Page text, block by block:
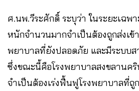
ศ.นพ.วีระศักดิ์ ระบุว่า ในระยะเฉพ
หนักจำนวนมากจำเป็นต้องถูกส่งเข้
พยาบาลที่ยังปลอดภัย และมีระบบ
ซึ่งขณะนี้คือโรงพยาบาลสงขลานค
จำเป็นต้องเร่งฟื้นฟูโรงพยาบาลที่ถู